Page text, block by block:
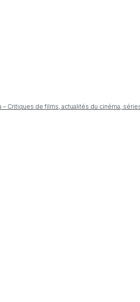
– Critiques de films, actualités du cinéma,